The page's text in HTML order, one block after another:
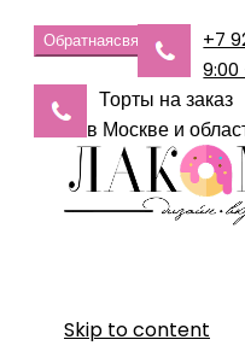
Обратнаясвязь
+7
9:00
Торты на заказ
в Москве и
Skip to content